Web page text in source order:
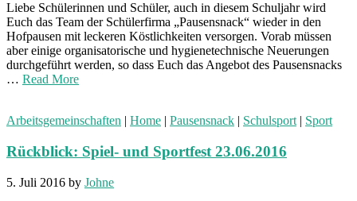
Liebe Schülerinnen und Schüler, auch in diesem Schuljahr wird
Euch das Team der Schülerfirma „Pausensnack“ wieder in den
Hofpausen mit leckeren Köstlichkeiten versorgen. Vorab müssen
aber einige organisatorische und hygienetechnische Neuerungen
durchgeführt werden, so dass Euch das Angebot des Pausensnacks
… Read More
Arbeitsgemeinschaften | Home | Pausensnack | Schulsport | Sport
Rückblick: Spiel- und Sportfest 23.06.2016
5. Juli 2016 by Johne